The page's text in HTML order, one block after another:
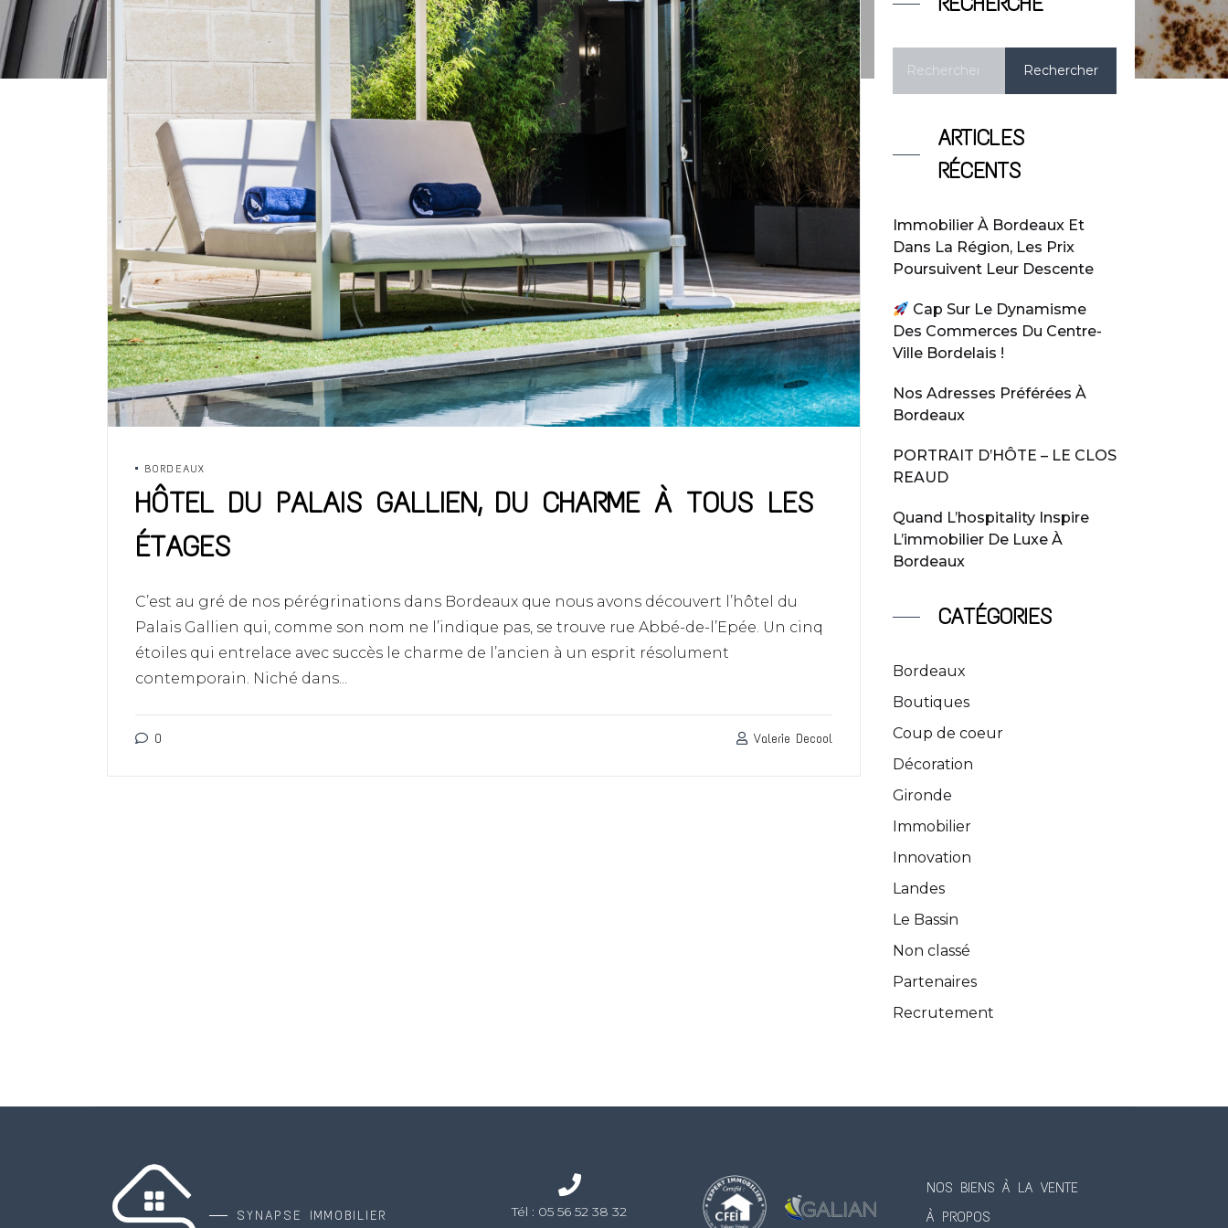
BORDEAUX
HÔTEL DU PALAIS GALLIEN, DU CHARME À TOUS LES
ÉTAGES
C’est au gré de nos pérégrinations dans Bordeaux que nous avons découvert l’hôtel du
Palais Gallien qui, comme son nom ne l’indique pas, se trouve rue Abbé-de-l’Epée. Un cinq
étoiles qui entrelace avec succès le charme de l’ancien à un esprit résolument
contemporain. Niché dans...
0 Valerie Decool
ARTICLES
RÉCENTS
Immobilier À Bordeaux Et
Dans La Région, Les Prix
Poursuivent Leur Descente
Cap Sur Le Dynamisme
Des Commerces Du Centre-
Ville Bordelais !
Nos Adresses Préférées À
Bordeaux
PORTRAIT D’HÔTE – LE CLOS
REAUD
Quand L’hospitality Inspire
L’immobilier De Luxe À
Bordeaux
CATÉGORIES
Bordeaux
Boutiques
Coup de coeur
Décoration
Gironde
Immobilier
Innovation
Landes
Le Bassin
Non classé
Partenaires
Recrutement
SYNAPSE IMMOBILIER Tél : 05 56 52 38 32
NOS BIENS À LA VENTE
À PROPOS